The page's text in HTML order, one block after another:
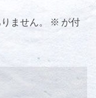
ません。 ※が付